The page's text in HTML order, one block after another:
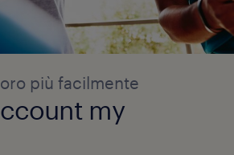
più facilmente
my